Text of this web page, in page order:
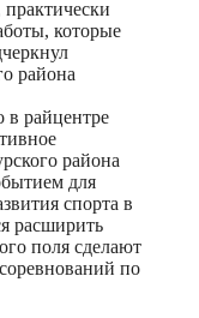
которые
района
в райцентре
района
для
спорта в
расширить
поля сделают
по